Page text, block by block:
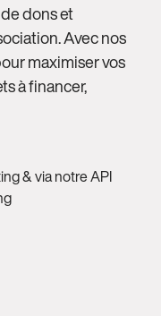
dons et
Avec nos
maximiser vos
à financer,
& via notre API